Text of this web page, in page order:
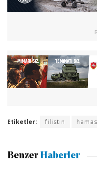
Etiketler: filistin hamas
Benzer Haberler